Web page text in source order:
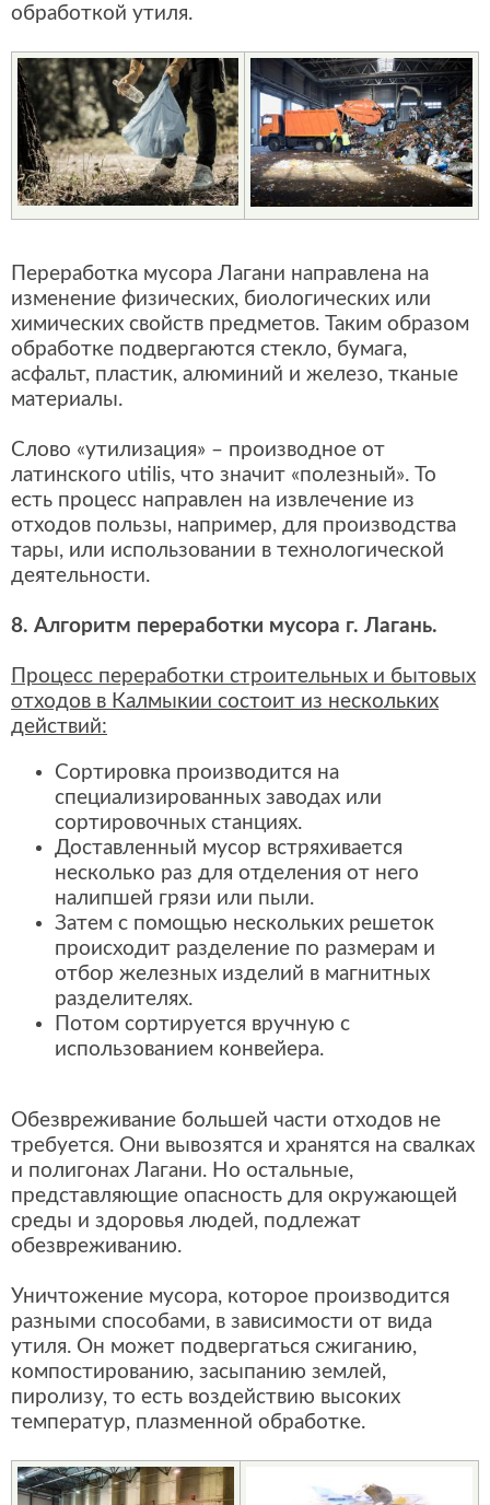
обработкой утиля.
Переработка мусора Лагани направлена на
изменение физических, биологических или
химических свойств предметов. Таким образом
обработке подвергаются стекло, бумага,
асфальт, пластик, алюминий и железо, тканые
материалы.
Слово «утилизация» – производное от
латинского utilis, что значит «полезный». То
есть процесс направлен на извлечение из
отходов пользы, например, для производства
тары, или использовании в технологической
деятельности.
8. Алгоритм переработки мусора г. Лагань.
Процесс переработки строительных и бытовых
отходов в Калмыкии состоит из нескольких
действий:
Сортировка производится на
специализированных заводах или
сортировочных станциях.
Доставленный мусор встряхивается
несколько раз для отделения от него
налипшей грязи или пыли.
Затем с помощью нескольких решеток
происходит разделение по размерам и
отбор железных изделий в магнитных
разделителях.
Потом сортируется вручную с
использованием конвейера.
Обезвреживание большей части отходов не
требуется. Они вывозятся и хранятся на свалках
и полигонах Лагани. Но остальные,
представляющие опасность для окружающей
среды и здоровья людей, подлежат
обезвреживанию.
Уничтожение мусора, которое производится
разными способами, в зависимости от вида
утиля. Он может подвергаться сжиганию,
компостированию, засыпанию землей,
пиролизу, то есть воздействию высоких
температур, плазменной обработке.